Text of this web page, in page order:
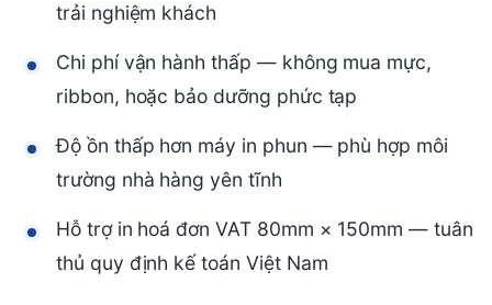
trải nghiệm khách
Chi phí vận hành thấp — không mua mực,
ribbon, hoặc bảo dưỡng phức tạp
Độ ồn thấp hơn máy in phun — phù hợp môi
trường nhà hàng yên tĩnh
Hỗ trợ in hoá đơn VAT 80mm × 150mm — tuân
thủ quy định kế toán Việt Nam